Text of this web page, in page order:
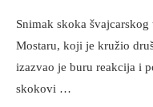
Snimak skoka
Mostaru, koji je kružio
izazvao je buru reakcija i
skokovi …